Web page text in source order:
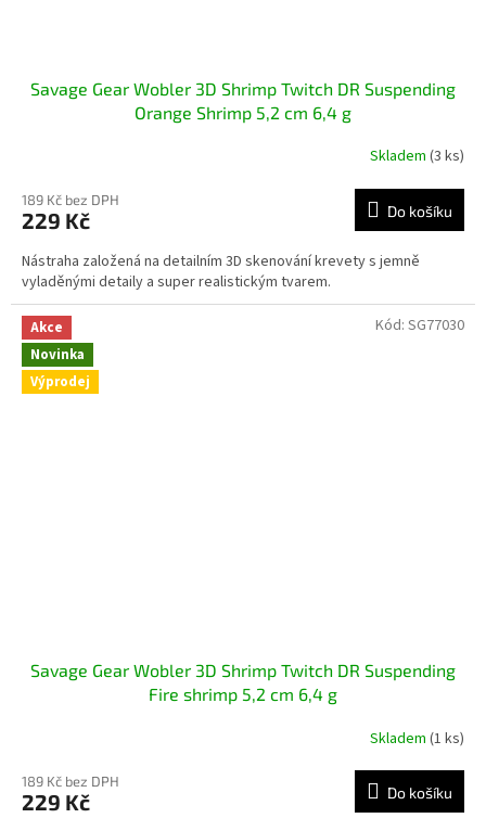
Savage Gear Wobler 3D Shrimp Twitch DR Suspending
Orange Shrimp 5,2 cm 6,4 g
Skladem (3 ks)
189 Kč bez DPH
229 Kč Do košíku
Nástraha založená na detailním 3D skenování krevety s jemně
vyladěnými detaily a super realistickým tvarem.
Akce
Novinka
Výprodej
Savage Gear Wobler 3D Shrimp Twitch DR Suspending
Fire shrimp 5,2 cm 6,4 g
Skladem (1 ks)
189 Kč bez DPH
229 Kč Do košíku
Kód: SG77030